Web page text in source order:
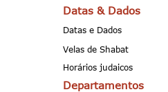
Datas & Dados
Datas e Dados
Velas de Shabat
Horários judaicos
Departamentos